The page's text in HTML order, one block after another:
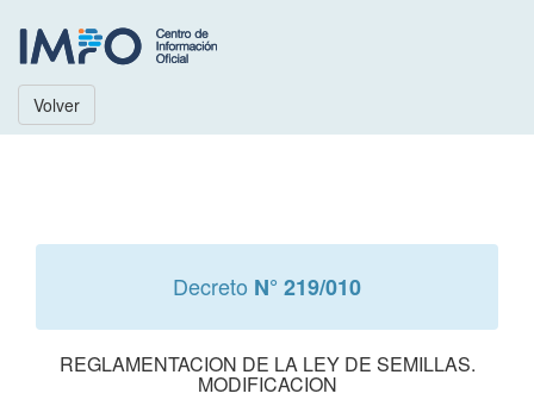
Volver
Decreto N° 219/010
REGLAMENTACION DE LA LEY DE SEMILLAS.
MODIFICACION